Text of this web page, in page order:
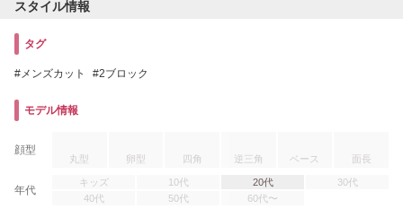
スタイル情報
タグ
メンズカット 2ブロック
モデル情報
顔型
丸型 卵型 四角 逆三角 ベース 面長
年代
キッズ 10代 20代
30代
40代
50代 60代〜